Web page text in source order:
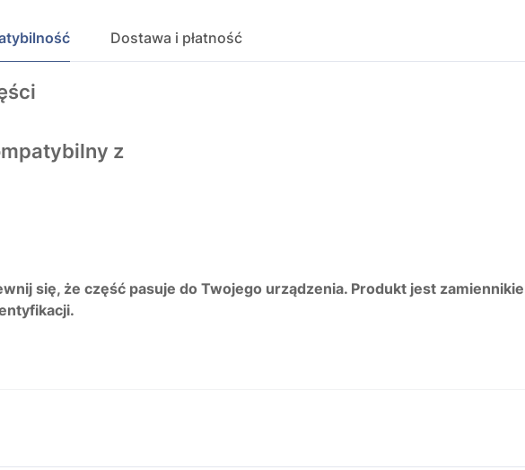
Dostawa i płatność
z
się, że część pasuje do Twojego urządzenia. Produkt jest